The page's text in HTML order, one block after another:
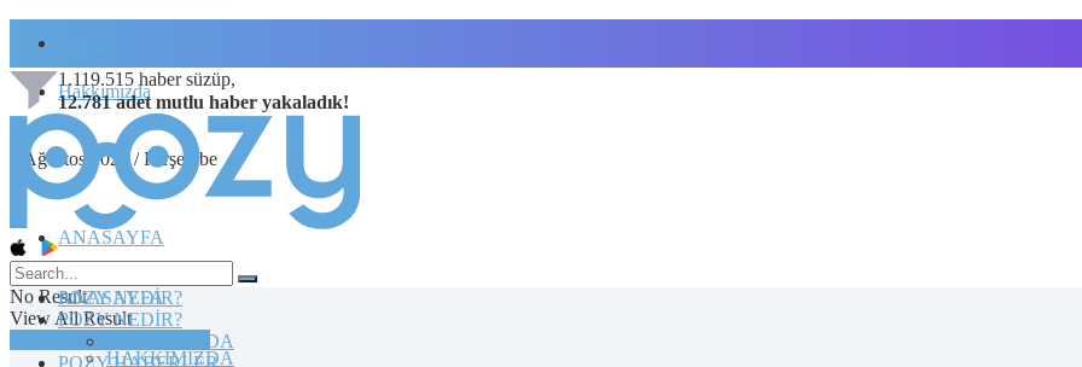
Hakkımızda
6 Ağustos 2026 / Perşembe
1.119.515 haber süzüp,
12.781 adet mutlu haber yakaladık!
No Result
View All Result
TOPLULUĞA KATILIN
ANASAYFA
POZY NEDİR?
HAKKIMIZDA
ANASAYFA
POZY NEDİR?
HAKKIMIZDA
POZY HABERLER